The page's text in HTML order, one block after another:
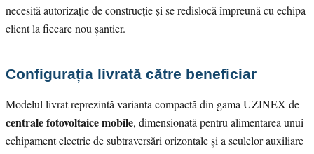
necesită autorizație de construcție și se redislocă împreună cu echipa
client la fiecare nou șantier.
Configurația livrată către beneficiar
Modelul livrat reprezintă varianta compactă din gama UZINEX de
centrale fotovoltaice mobile, dimensionată pentru alimentarea unui
echipament electric de subtraversări orizontale și a sculelor auxiliare